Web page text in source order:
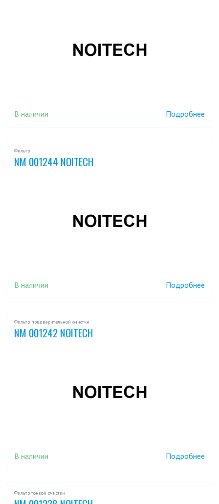
В наличии Подробнее
Фильтр
NM 001244 NOITECH
В наличии Подробнее
Фильтр предварительной очистки
NM 001242 NOITECH
В наличии Подробнее
Фильтр тонкой очистки